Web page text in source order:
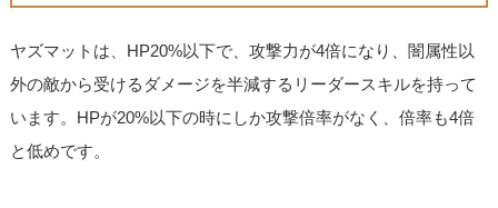
ヤズマットは、HP20%以下で、攻撃力が4倍になり、闇属性以
外の敵から受けるダメージを半減するリーダースキルを持って
います。HPが20%以下の時にしか攻撃倍率がなく、倍率も4倍
と低めです。